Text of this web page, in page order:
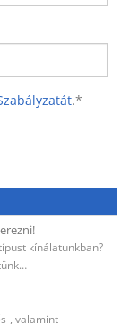
.*
kínálatunkban?
, valamint